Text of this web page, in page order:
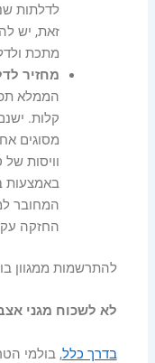
לדלתות
זאת, יש
מתכת
מחזיר
הממלא
קלות.
מסוגים
וויסות
באמצעות
המחובר
החזקה
להתרשמות ממגוון
לא לשכוח מגני
בדרך כלל, בולמי